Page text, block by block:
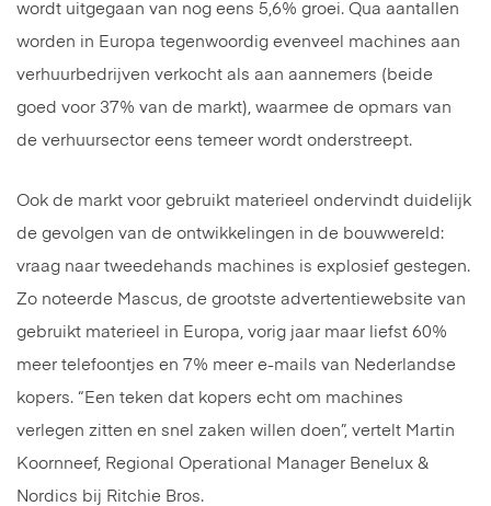
wordt uitgegaan van nog eens 5,6% groei. Qua aantallen
worden in Europa tegenwoordig evenveel machines aan
verhuurbedrijven verkocht als aan aannemers (beide
goed voor 37% van de markt), waarmee de opmars van
de verhuursector eens temeer wordt onderstreept.
Ook de markt voor gebruikt materieel ondervindt duidelijk
de gevolgen van de ontwikkelingen in de bouwwereld:
vraag naar tweedehands machines is explosief gestegen.
Zo noteerde Mascus, de grootste advertentiewebsite van
gebruikt materieel in Europa, vorig jaar maar liefst 60%
meer telefoontjes en 7% meer e-mails van Nederlandse
kopers. “Een teken dat kopers echt om machines
verlegen zitten en snel zaken willen doen”, vertelt Martin
Koornneef, Regional Operational Manager Benelux &
Nordics bij Ritchie Bros.